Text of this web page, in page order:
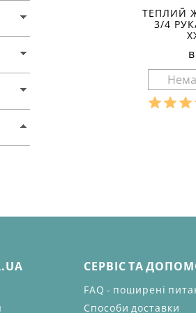
ТЕПЛИЙ
3/4
рукав:
СЕРВІС ТА
FAQ - поширені
Способи доставки